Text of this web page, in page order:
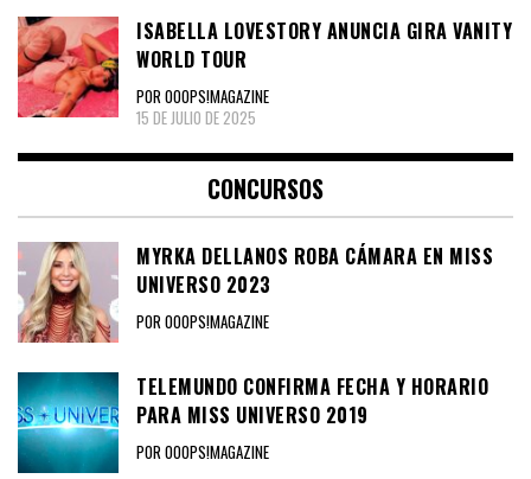
ISABELLA LOVESTORY ANUNCIA GIRA VANITY
WORLD TOUR
POR OOOPS!MAGAZINE
15 DE JULIO DE 2025
CONCURSOS
MYRKA DELLANOS ROBA CÁMARA EN MISS
UNIVERSO 2023
POR OOOPS!MAGAZINE
TELEMUNDO CONFIRMA FECHA Y HORARIO
PARA MISS UNIVERSO 2019
POR OOOPS!MAGAZINE